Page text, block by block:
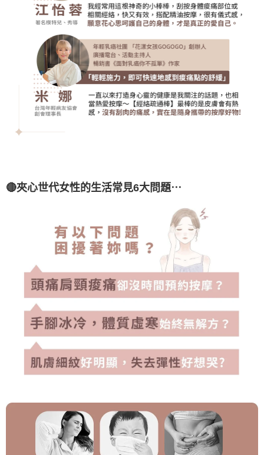
🔴夾心世代女性的生活常見6大問題⋯